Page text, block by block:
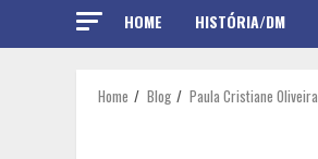
HOME HISTÓRIA/DM
Home Blog Paula Cristiane Oliveira